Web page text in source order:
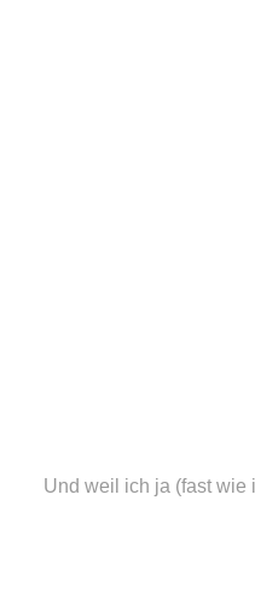
Und weil ich ja (fast wie